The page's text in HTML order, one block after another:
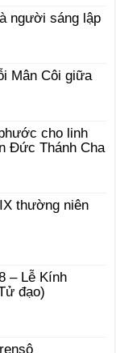
người sáng lập
Mân Côi giữa
cho linh
Đức Thánh Cha
thường niên
– Lễ Kính
đạo)